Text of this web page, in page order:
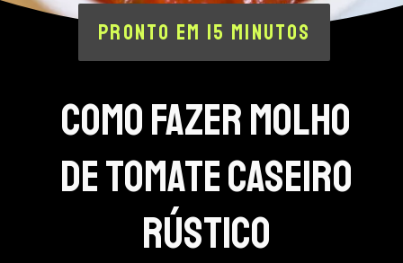
Como fazer molho
de tomate caseiro
rústico
PRONTO EM 15 MINUTOS
PRONTO EM 15 MINUTOS